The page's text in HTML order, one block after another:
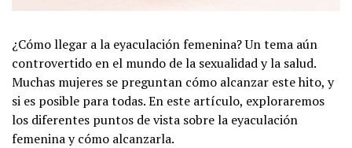
¿Cómo llegar a la eyaculación femenina? Un tema aún
controvertido en el mundo de la sexualidad y la salud.
Muchas mujeres se preguntan cómo alcanzar este hito, y
si es posible para todas. En este artículo, exploraremos
los diferentes puntos de vista sobre la eyaculación
femenina y cómo alcanzarla.